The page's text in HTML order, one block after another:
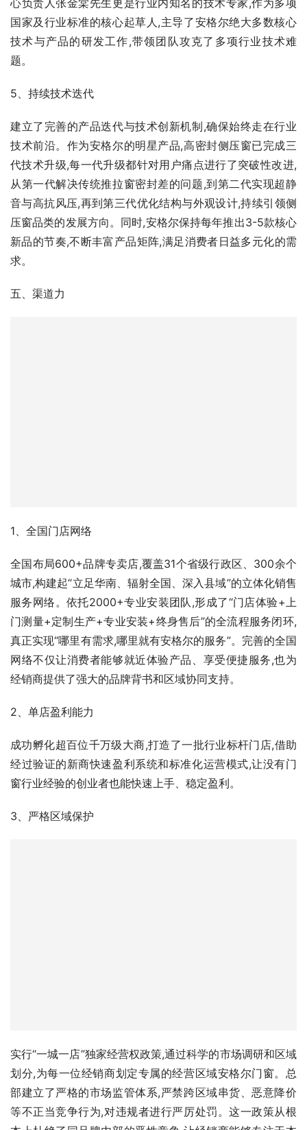
国家及行业标准的核心起草人,主导了安格尔绝大多数核心
技术与产品的研发工作,带领团队攻克了多项行业技术难
题。
5、持续技术迭代
建立了完善的产品迭代与技术创新机制,确保始终走在行业
技术前沿。作为安格尔的明星产品,高密封侧压窗已完成三
代技术升级,每一代升级都针对用户痛点进行了突破性改进,
从第一代解决传统推拉窗密封差的问题,到第二代实现超静
音与高抗风压,再到第三代优化结构与外观设计,持续引领侧
压窗品类的发展方向。同时,安格尔保持每年推出3-5款核心
新品的节奏,不断丰富产品矩阵,满足消费者日益多元化的需
求。
五、渠道力
全国布局600+品牌专卖店,覆盖31个省级行政区、300余个
服务网络。依托2000+专业安装团队,形成了“门店体验+上
门测量+定制生产+专业安装+终身售后”的全流程服务闭环,
真正实现“哪里有需求,哪里就有安格尔的服务”。完善的全国
网络不仅让消费者能够就近体验产品、享受便捷服务,也为
经销商提供了强大的品牌背书和区域协同支持。
2、单店盈利能力
成功孵化超百位千万级大商,打造了一批行业标杆门店,借助
窗行业经验的创业者也能快速上手、稳定盈利。
3、严格区域保护
等不正当竞争行为,对违规者进行严厉处罚。这一政策从根
本上杜绝了同品牌内部的恶性竞争,让经销商能够专注于本
地市场的开拓和服务,充分享受品牌发展带来的红利,切实保
障了每一位合作伙伴的利润空间。